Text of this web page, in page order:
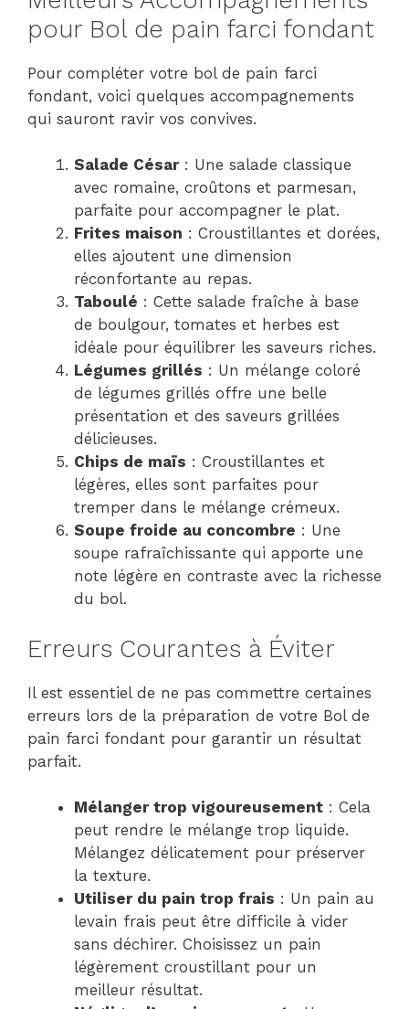
pour Bol de pain farci fondant
Pour compléter votre bol de pain farci
fondant, voici quelques accompagnements
qui sauront ravir vos convives.
Salade César: Une salade classique
avec romaine, croûtons et parmesan,
parfaite pour accompagner le plat.
Frites maison : Croustillantes et dorées,
elles ajoutent une dimension
réconfortante au repas.
Taboulé : Cette salade fraîche à base
de boulgour, tomates et herbes est
idéale pour équilibrer les saveurs riches.
Légumes grillés : Un mélange coloré
de légumes grillés offre une belle
présentation et des saveurs grillées
délicieuses.
Chips de maïs : Croustillantes et
légères, elles sont parfaites pour
tremper dans le mélange crémeux.
Soupe froide au concombre : Une
soupe rafraîchissante qui apporte une
note légère en contraste avec la richesse
du bol.
Erreurs Courantes à Éviter
Il est essentiel de ne pas commettre certaines
erreurs lors de la préparation de votre Bol de
pain farci fondant pour garantir un résultat
parfait.
Mélanger trop vigoureusement : Cela
peut rendre le mélange trop liquide.
Mélangez délicatement pour préserver
la texture.
Utiliser du pain trop frais : Un pain au
levain frais peut être difficile à vider
sans déchirer. Choisissez un pain
légèrement croustillant pour un
meilleur résultat.